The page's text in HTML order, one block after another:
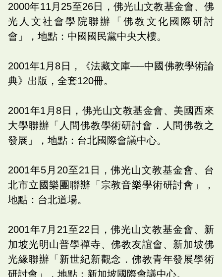
2000年11月25至26日，佛光山文教基金會、佛
光人文社會學院聯辦「佛教文化國際研討
會」，地點：中國國民黨中央大樓。
2001年1月8日，《法藏文庫──中國佛教學術論
典》出版，全套120冊。
2001年1月8日，佛光山文教基金會、美國西來
大學聯辦「人間佛教學術研討會．人間佛教之
發展」，地點：台北國際會議中心。
2001年5月20至21日，佛光山文教基金會、台
北市立國樂團聯辦「宗教音樂學術研討會」，
地點：台北道場。
2001年7月21至22日，佛光山文教基金會、新
加坡光明山普學禪寺、佛教友誼會、新加坡佛
光緣聯辦「新世紀新觀念．佛教青年發展學術
研討會」，地點：新加坡國際會議中心。